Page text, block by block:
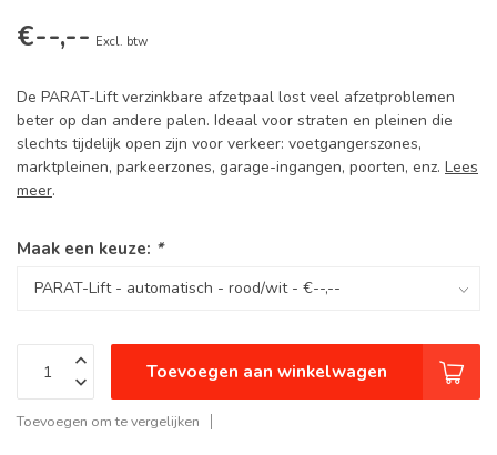
€--,-- Excl. btw
De PARAT-Lift verzinkbare afzetpaal lost veel afzetproblemen
beter op dan andere palen. Ideaal voor straten en pleinen die
slechts tijdelijk open zijn voor verkeer: voetgangerszones,
marktpleinen, parkeerzones, garage-ingangen, poorten, enz. Lees
meer.
Maak een keuze: *
Toevoegen aan winkelwagen
Toevoegen om te vergelijken